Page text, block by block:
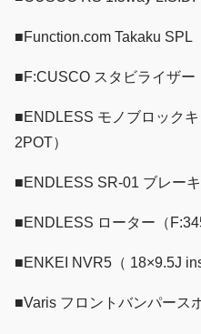
■Function.com Takaku SPL
■F:CUSCO スタビライザー
■ENDLESS モノブロック
2POT）
■ENDLESS SR-01 ブレー
■ENDLESS ローター（
■ENKEI NVR5（ 18×9.5J
■Varis フロントバンパース